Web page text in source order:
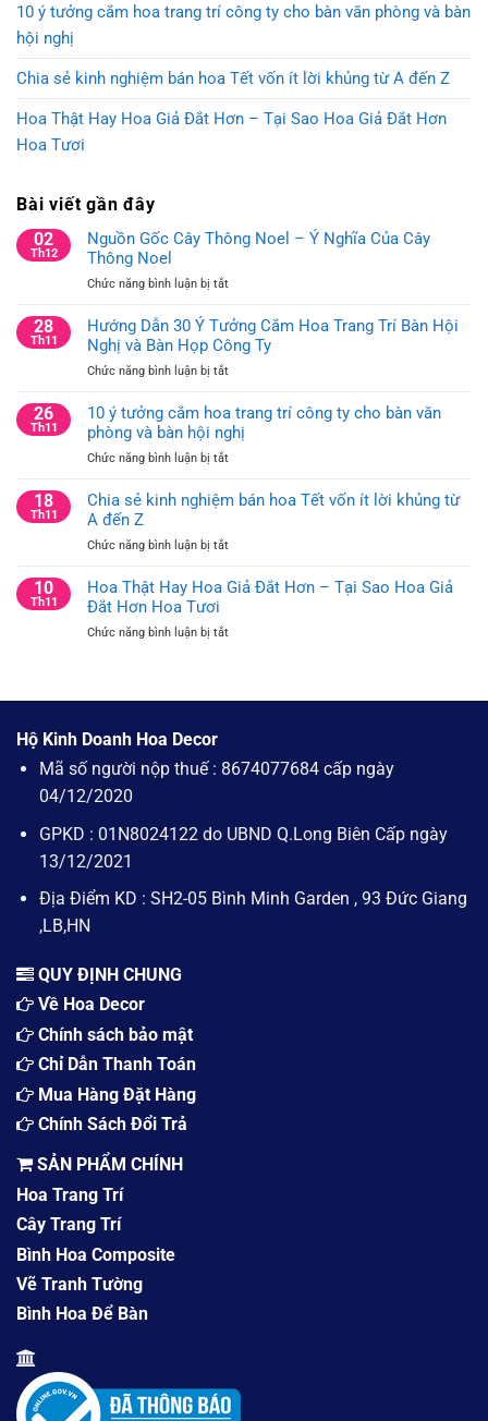
10 ý tưởng cắm hoa trang trí công ty cho bàn văn phòng và bàn
hội nghị
Chia sẻ kinh nghiệm bán hoa Tết vốn ít lời khủng từ A đến Z
Hoa Thật Hay Hoa Giả Đắt Hơn – Tại Sao Hoa Giả Đắt Hơn
Hoa Tươi
Bài viết gần đây
02
Th12
Nguồn Gốc Cây Thông Noel – Ý Nghĩa Của Cây
Thông Noel
Chức năng bình luận bị tắtở
Gốc
Cây
Thông
Noel
Ý
Nghĩa
Noel
28
Th11
Hướng Dẫn 30 Ý Tưởng Cắm Hoa Trang Trí Bàn Hội
Nghị và Bàn Họp Công Ty
Chức năng bình luận bị tắtở
Dẫn
30
Ý
Tưởng
Hoa
Nghị
Bàn
26
Th11
10 ý tưởng cắm hoa trang trí công ty cho bàn văn
phòng và bàn hội nghị
Chức năng bình luận bị tắtở
ý
hoa
trí
phòng
nghị
18
Th11
Chia sẻ kinh nghiệm bán hoa Tết vốn ít lời khủng từ
A đến Z
Chức năng bình luận bị tắtở
sẻ
bán
từ
10
Th11
Hoa Thật Hay Hoa Giả Đắt Hơn – Tại Sao Hoa Giả
Đắt Hơn Hoa Tươi
Chức năng bình luận bị tắtở
Hoa
Hơn
–
Hoa
Hơn
Hoa
Hộ Kinh Doanh Hoa Decor
Mã số người nộp thuế : 8674077684 cấp ngày
04/12/2020
GPKD : 01N8024122 do UBND Q.Long Biên Cấp ngày
13/12/2021
Địa Điểm KD : SH2-05 Bình Minh Garden , 93 Đức Giang
,LB,HN
QUY ĐỊNH CHUNG
Về Hoa Decor
Chính sách bảo mật
Chỉ Dẫn Thanh Toán
Mua Hàng Đặt Hàng
Chính Sách Đổi Trả
SẢN PHẨM CHÍNH
Hoa Trang Trí
Cây Trang Trí
Bình Hoa Composite
Vẽ Tranh Tường
Bình Hoa Để Bàn